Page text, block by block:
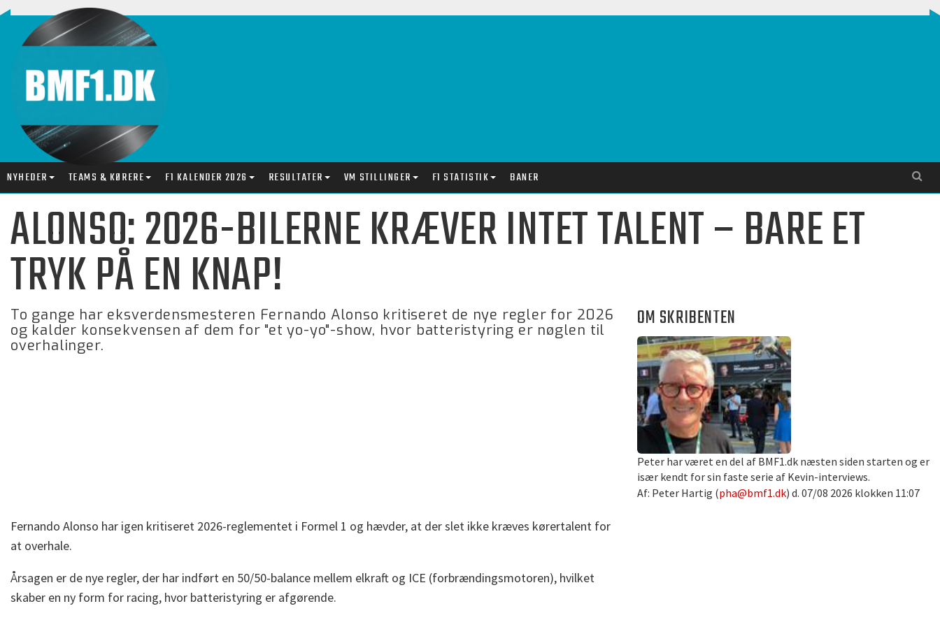
NYHEDER TEAMS & KØRERE F1 KALENDER 2026 RESULTATER VM STILLINGER F1 STATISTIK BANER
ALONSO: 2026-BILERNE KRÆVER INTET TALENT – BARE ET
TRYK PÅ EN KNAP!
To gange har eksverdensmesteren Fernando Alonso kritiseret de nye regler for 2026
og kalder konsekvensen af dem for "et yo-yo"-show, hvor batteristyring er nøglen til
overhalinger.
OM SKRIBENTEN
Peter har været en del af BMF1.dk næsten siden starten og er
især kendt for sin faste serie af Kevin-interviews.
Af: Peter Hartig (pha@bmf1.dk) d. 07/08 2026 klokken 11:07
Fernando Alonso har igen kritiseret 2026-reglementet i Formel 1 og hævder, at der slet ikke kræves kørertalent for
at overhale.
Årsagen er de nye regler, der har indført en 50/50-balance mellem elkraft og ICE (forbrændingsmotoren), hvilket
skaber en ny form for racing, hvor batteristyring er afgørende.